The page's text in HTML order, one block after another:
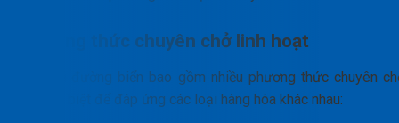
Phương thức chuyên chở linh hoạt
Vận tải đường biển bao gồm nhiều phương thức chuyên
chuyên biệt để đáp ứng các loại hàng hóa khác nhau: